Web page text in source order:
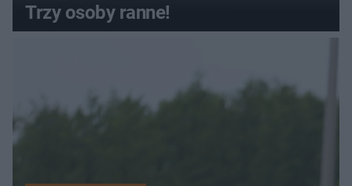
Trzy osoby ranne!